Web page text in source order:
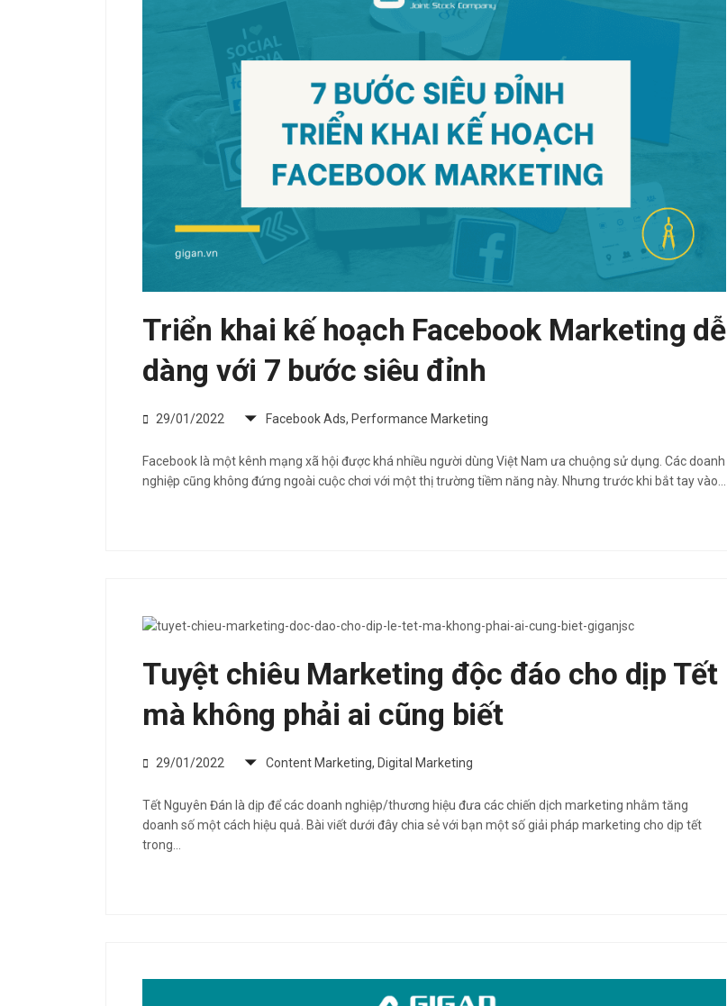
Triển khai kế hoạch Facebook Marketing dễ
dàng với 7 bước siêu đỉnh
29/01/2022 Facebook Ads, Performance Marketing
Facebook là một kênh mạng xã hội được khá nhiều người dùng Việt Nam ưa chuộng sử dụng. Các doanh
nghiệp cũng không đứng ngoài cuộc chơi với một thị trường tiềm năng này. Nhưng trước khi bắt tay vào…
Tuyệt chiêu Marketing độc đáo cho dịp Tết
mà không phải ai cũng biết
29/01/2022 Content Marketing, Digital Marketing
Tết Nguyên Đán là dịp để các doanh nghiệp/thương hiệu đưa các chiến dịch marketing nhằm tăng
doanh số một cách hiệu quả. Bài viết dưới đây chia sẻ với bạn một số giải pháp marketing cho dịp tết
trong…